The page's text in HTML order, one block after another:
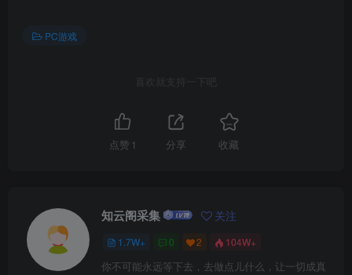
PC游戏
喜欢就支持一下吧
点赞 1 分享 收藏
知云阁采集 关注
1.7W+ 0 2 104W+
你不可能永远等下去，去做点儿什么，让一切成真